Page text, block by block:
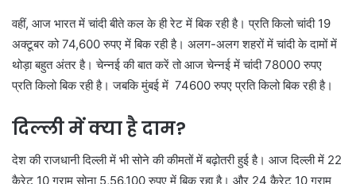
वहीं, आज भारत में चांदी बीते कल के ही रेट में बिक रही है। प्रति किलो चांदी 19
अक्टूबर को 74,600 रुपए में बिक रही है। अलग-अलग शहरों में चांदी के दामों में
थोड़ा बहुत अंतर है। चेन्नई की बात करें तो आज चेन्नई में चांदी 78000 रुपए
प्रति किलो बिक रही है। जबकि मुंबई में 74600 रुपए प्रति किलो बिक रही है।
दिल्ली में क्या है दाम?
देश की राजधानी दिल्ली में भी सोने की कीमतों में बढ़ोतरी हुई है। आज दिल्ली में 22
कैरेट 10 ग्राम सोना 5,56,100 रुपए में बिक रहा है। और 24 कैरेट 10 ग्राम